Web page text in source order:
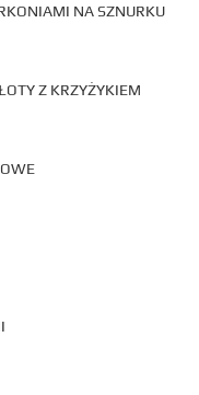
NA SZNURKU
Z KRZYŻYKIEM